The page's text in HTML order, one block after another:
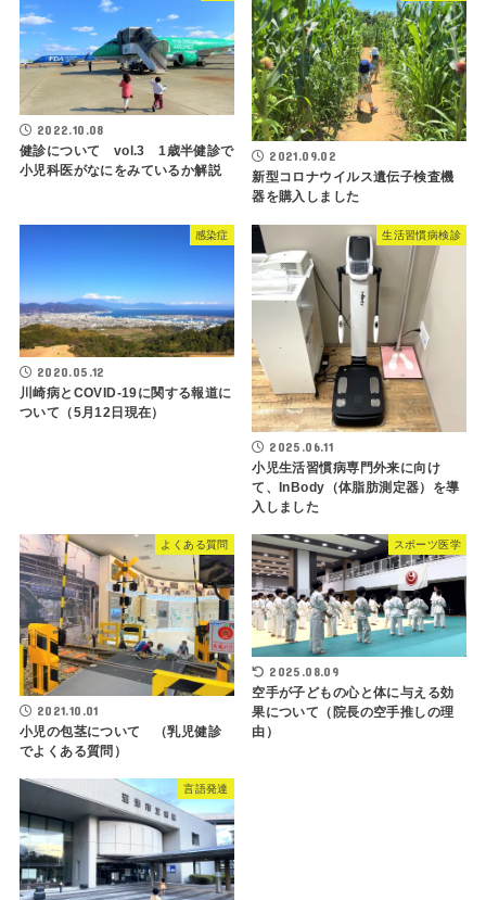
2022.10.08
健診について vol.3 1歳半健診で
小児科医がなにをみているか解説
2021.09.02
新型コロナウイルス遺伝子検査機
器を購入しました
感染症
2020.05.12
川崎病とCOVID-19に関する報道に
ついて（5月12日現在）
生活習慣病検診
2025.06.11
小児生活習慣病専門外来に向け
て、InBody（体脂肪測定器）を導
入しました
よくある質問
2021.10.01
小児の包茎について （乳児健診
でよくある質問）
スポーツ医学
2025.08.09
空手が子どもの心と体に与える効
果について（院長の空手推しの理
由）
言語発達